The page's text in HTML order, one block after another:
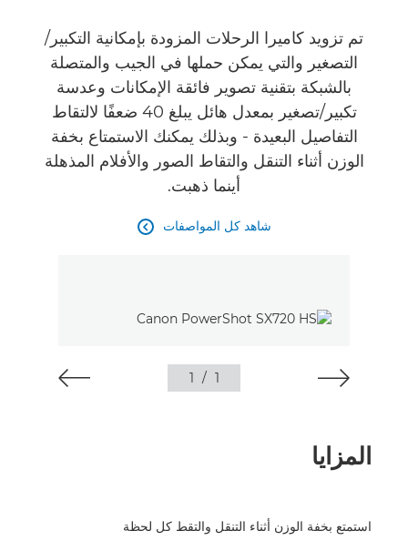
تم تزويد كاميرا الرحلات المزودة بإمكانية التكبير/
التصغير والتي يمكن حملها في الجيب والمتصلة
بالشبكة بتقنية تصوير فائقة الإمكانات وعدسة
تكبير/تصغير بمعدل هائل يبلغ 40 ضعفًا لالتقاط
التفاصيل البعيدة - وبذلك يمكنك الاستمتاع بخفة
الوزن أثناء التنقل والتقاط الصور والأفلام المذهلة
أينما ذهبت.
شاهد كل المواصفات 
1
/
1
المزايا
استمتع بخفة الوزن أثناء التنقل والتقط كل لحظة